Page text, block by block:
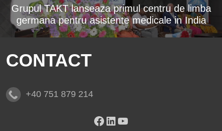
Grupul TAKT lanseaza primul centru de limba
germana pentru asistente medicale in India
CONTACT
+40 751 879 214
Facebook
LinkedIn
YouTube